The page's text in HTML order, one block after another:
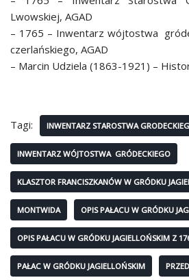
Lwowskiej, AGAD
– 1765 – Inwentarz wójtostwa
czerlańskiego, AGAD
– Marcin Udziela (1863-1921) –
Tagi: INWENTARZ STAROSTWA
INWENTARZ WÓJTOSTWA GRÓDECKIEGO
KLASZTOR FRANCISZKANÓW W GRÓDKU
MONTWIDA OPIS PAŁACU W GRÓDKU
OPIS PAŁACU W GRÓDKU JAGIELLOŃSKIM Z
PAŁAC W GRÓDKU JAGIELLOŃSKIM